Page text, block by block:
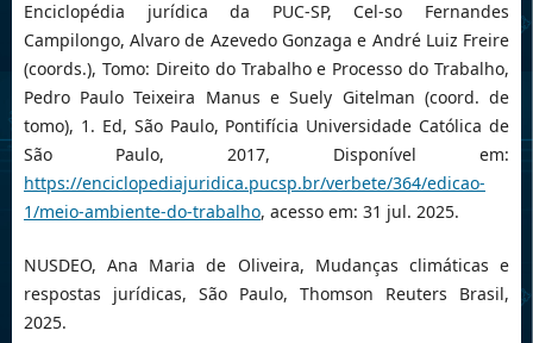
Enciclopédia jurídica da PUC-SP, Cel-so Fernandes
Campilongo, Alvaro de Azevedo Gonzaga e André Luiz Freire
(coords.), Tomo: Direito do Trabalho e Processo do Trabalho,
Pedro Paulo Teixeira Manus e Suely Gitelman (coord. de
tomo), 1. Ed, São Paulo, Pontifícia Universidade Católica de
São Paulo, 2017, Disponível em:
https://enciclopediajuridica.pucsp.br/verbete/364/edicao-
1/meio-ambiente-do-trabalho, acesso em: 31 jul. 2025.
NUSDEO, Ana Maria de Oliveira, Mudanças climáticas e
respostas jurídicas, São Paulo, Thomson Reuters Brasil,
2025.